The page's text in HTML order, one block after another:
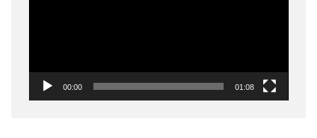
00:00 01:08